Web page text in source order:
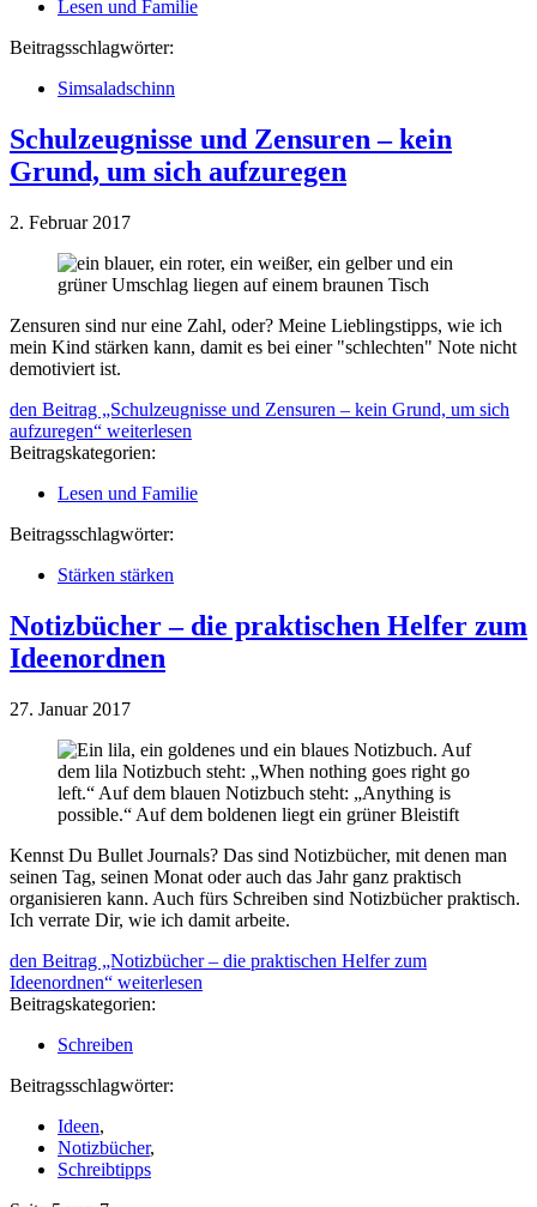
Lesen und Familie
Beitragsschlagwörter:
Simsaladschinn
Schulzeugnisse und Zensuren – kein
Grund, um sich aufzuregen
2. Februar 2017
Zensuren sind nur eine Zahl, oder? Meine Lieblingstipps, wie ich
mein Kind stärken kann, damit es bei einer "schlechten" Note nicht
demotiviert ist.
den Beitrag „Schulzeugnisse und Zensuren – kein Grund, um sich
aufzuregen“ weiterlesen
Beitragskategorien:
Lesen und Familie
Beitragsschlagwörter:
Stärken stärken
Notizbücher – die praktischen Helfer zum
Ideenordnen
27. Januar 2017
Kennst Du Bullet Journals? Das sind Notizbücher, mit denen man
seinen Tag, seinen Monat oder auch das Jahr ganz praktisch
organisieren kann. Auch fürs Schreiben sind Notizbücher praktisch.
Ich verrate Dir, wie ich damit arbeite.
den Beitrag „Notizbücher – die praktischen Helfer zum
Ideenordnen“ weiterlesen
Beitragskategorien:
Schreiben
Beitragsschlagwörter:
Ideen,
Notizbücher,
Schreibtipps